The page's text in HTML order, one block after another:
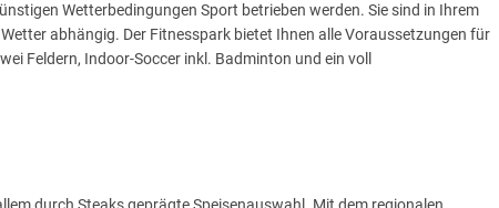
Wetterbedingungen Sport betrieben werden. Sie sind in Ihrem
abhängig. Der Fitnesspark bietet Ihnen alle Voraussetzungen für
Feldern, Indoor-Soccer inkl. Badminton und ein voll